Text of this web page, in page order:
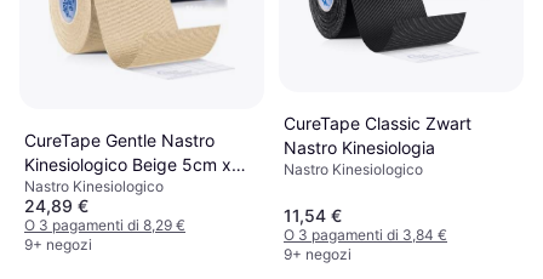
CureTape Gentle Nastro
Kinesiologico Beige 5cm x
5m
Nastro Kinesiologico
24,89 €
O 3 pagamenti di 8,29 €
9+ negozi
CureTape Classic Zwart
Nastro Kinesiologia
Nastro Kinesiologico
11,54 €
O 3 pagamenti di 3,84 €
9+ negozi